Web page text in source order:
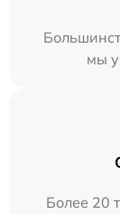
мы
Более 20